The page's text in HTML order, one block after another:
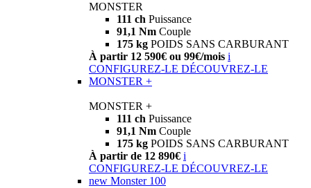
MONSTER
111 ch Puissance
91,1 Nm Couple
175 kg POIDS SANS CARBURANT
À partir 12 590€ ou 99€/mois i
CONFIGUREZ-LE DÉCOUVREZ-LE
MONSTER +
MONSTER +
111 ch Puissance
91,1 Nm Couple
175 kg POIDS SANS CARBURANT
À partir de 12 890€ i
CONFIGUREZ-LE DÉCOUVREZ-LE
new Monster 100